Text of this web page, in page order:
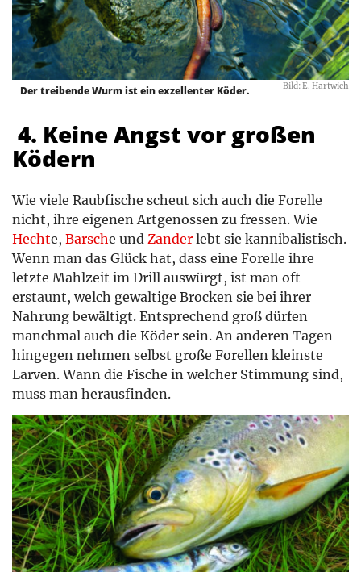
Bild: E. Hartwich
Der treibende Wurm ist ein exzellenter Köder.
4. Keine Angst vor großen
Ködern
Wie viele Raubfische scheut sich auch die Forelle
nicht, ihre eigenen Artgenossen zu fressen. Wie
Hechte, Barsche und Zander lebt sie kannibalistisch.
Wenn man das Glück hat, dass eine Forelle ihre
letzte Mahlzeit im Drill auswürgt, ist man oft
erstaunt, welch gewaltige Brocken sie bei ihrer
Nahrung bewältigt. Entsprechend groß dürfen
manchmal auch die Köder sein. An anderen Tagen
hingegen nehmen selbst große Forellen kleinste
Larven. Wann die Fische in welcher Stimmung sind,
muss man herausfinden.